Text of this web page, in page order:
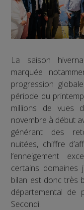
La saison
marquée
progression
période du
millions de vues
novembre à début
générant des
nuitées, chiffre
l’enneigement
certains domaines
bilan est donc très
départemental de
Secondi.